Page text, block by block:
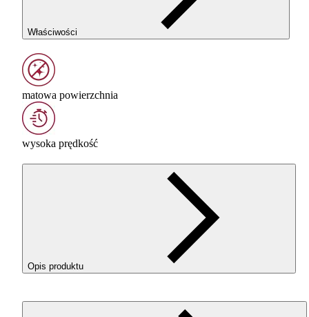
Właściwości
matowa powierzchnia
wysoka prędkość
Opis produktu
FilamentROSA3D ReFillPLASpeed Matt w kolorze Black